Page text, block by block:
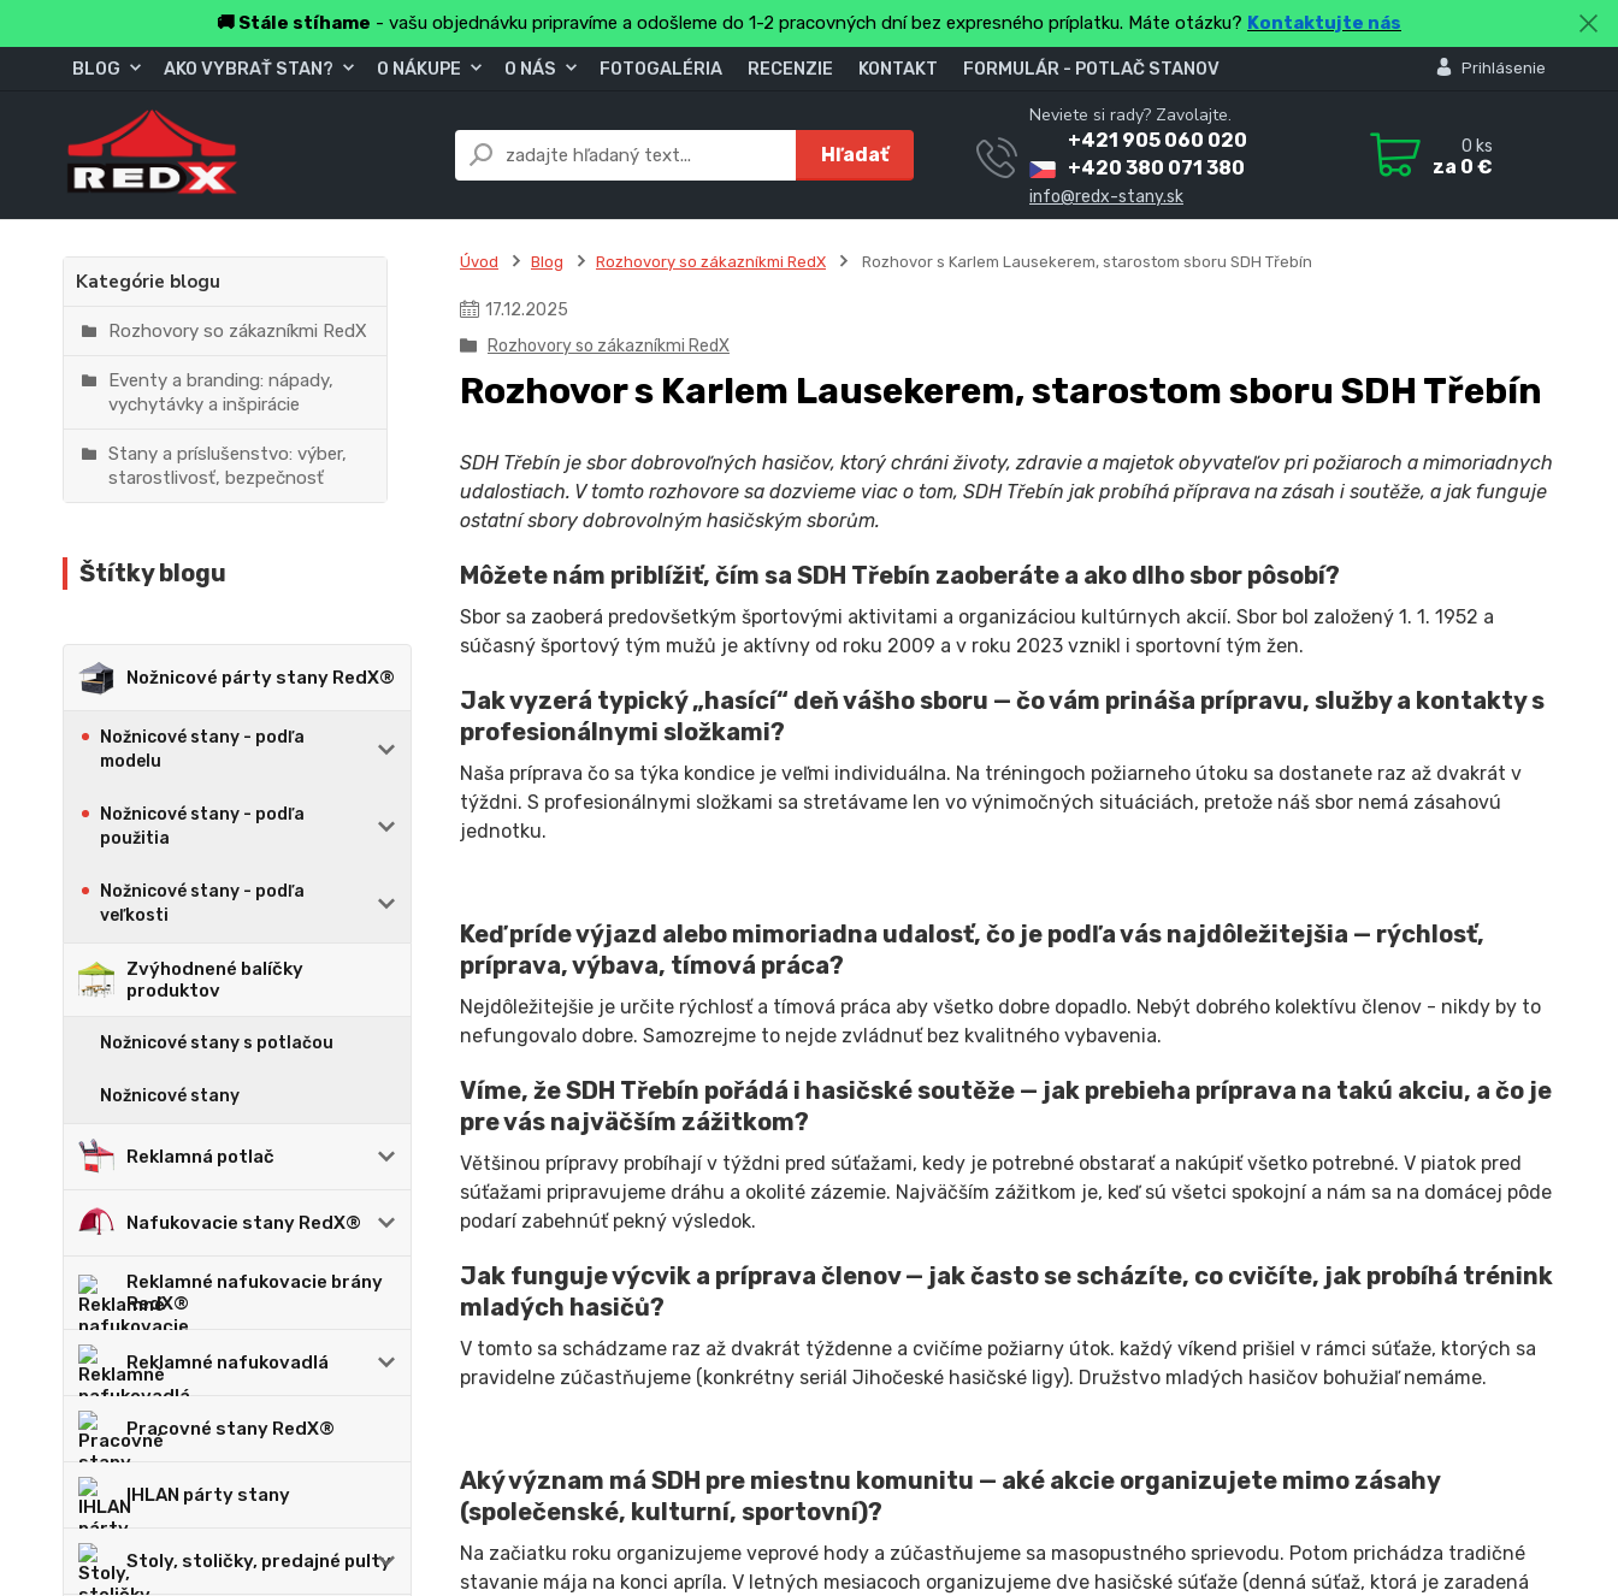
🚚 Stále stíhame - vašu objednávku pripravíme a odošleme do 1-2 pracovných dní bez expresného príplatku. Máte otázku? Kontaktujte nás
BLOG AKO VYBRAŤ STAN? O NÁKUPE O NÁS FOTOGALÉRIA RECENZIE KONTAKT FORMULÁR - POTLAČ STANOV Prihlásenie
Hľadať
Neviete si rady? Zavolajte.
+421 905 060 020
+420 380 071 380
info@redx-stany.sk
0 ks
za 0 €
Kategórie blogu
Rozhovory so zákazníkmi RedX
Eventy a branding: nápady,
vychytávky a inšpirácie
Stany a príslušenstvo: výber,
starostlivosť, bezpečnosť
Štítky blogu
Nožnicové párty stany RedX®
Nožnicové stany - podľa
modelu
Nožnicové stany - podľa
použitia
Nožnicové stany - podľa
veľkosti
Zvýhodnené balíčky
produktov
Nožnicové stany s potlačou
Nožnicové stany
Reklamná potlač
Nafukovacie stany RedX®
Reklamné nafukovacie brány
RedX®
Reklamné nafukovadlá
Pracovné stany RedX®
IHLAN párty stany
Stoly, stoličky, predajné pulty
Úvod Blog Rozhovory so zákazníkmi RedX Rozhovor s Karlem Lausekerem, starostom sboru SDH Třebín
17.12.2025
Rozhovory so zákazníkmi RedX
Rozhovor s Karlem Lausekerem, starostom sboru SDH Třebín
SDH Třebín je sbor dobrovoľných hasičov, ktorý chráni životy, zdravie a majetok obyvateľov pri požiaroch a mimoriadnych
udalostiach. V tomto rozhovore sa dozvieme viac o tom, SDH Třebín jak probíhá příprava na zásah i soutěže, a jak funguje
ostatní sbory dobrovolným hasičským sborům.
Môžete nám priblížiť, čím sa SDH Třebín zaoberáte a ako dlho sbor pôsobí?
Sbor sa zaoberá predovšetkým športovými aktivitami a organizáciou kultúrnych akcií. Sbor bol založený 1. 1. 1952 a
súčasný športový tým mužů je aktívny od roku 2009 a v roku 2023 vznikl i sportovní tým žen.
Jak vyzerá typický „hasící“ deň vášho sboru — čo vám prináša prípravu, služby a kontakty s
profesionálnymi složkami?
Naša príprava čo sa týka kondice je veľmi individuálna. Na tréningoch požiarneho útoku sa dostanete raz až dvakrát v
týždni. S profesionálnymi složkami sa stretávame len vo výnimočných situáciách, pretože náš sbor nemá zásahovú
jednotku.
Keď príde výjazd alebo mimoriadna udalosť, čo je podľa vás najdôležitejšia — rýchlosť,
príprava, výbava, tímová práca?
Nejdôležitejšie je určite rýchlosť a tímová práca aby všetko dobre dopadlo. Nebýt dobrého kolektívu členov - nikdy by to
nefungovalo dobre. Samozrejme to nejde zvládnuť bez kvalitného vybavenia.
Víme, že SDH Třebín pořádá i hasičské soutěže — jak prebieha príprava na takú akciu, a čo je
pre vás najväčším zážitkom?
Většinou prípravy probíhají v týždni pred súťažami, kedy je potrebné obstarať a nakúpiť všetko potrebné. V piatok pred
súťažami pripravujeme dráhu a okolité zázemie. Najväčším zážitkom je, keď sú všetci spokojní a nám sa na domácej pôde
podarí zabehnúť pekný výsledok.
Jak funguje výcvik a príprava členov — jak často se scházíte, co cvičíte, jak probíhá trénink
mladých hasičů?
V tomto sa schádzame raz až dvakrát týždenne a cvičíme požiarny útok. každý víkend prišiel v rámci súťaže, ktorých sa
pravidelne zúčastňujeme (konkrétny seriál Jihočeské hasičské ligy). Družstvo mladých hasičov bohužiaľ nemáme.
Aký význam má SDH pre miestnu komunitu — aké akcie organizujete mimo zásahy
(společenské, kulturní, sportovní)?
Na začiatku roku organizujeme veprové hody a zúčastňujeme sa masopustného sprievodu. Potom prichádza tradičné
stavanie mája na konci apríla. V letných mesiacoch organizujeme dve hasičské súťaže (denná súťaž, ktorá je zaradená